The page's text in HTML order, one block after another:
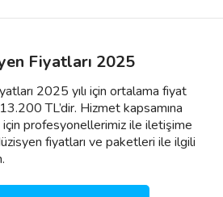
Fiyatları 2025
2025 yılı için ortalama fiyat
TL’dir. Hizmet kapsamına
profesyonellerimiz ile iletişime
fiyatları ve paketleri ile ilgili